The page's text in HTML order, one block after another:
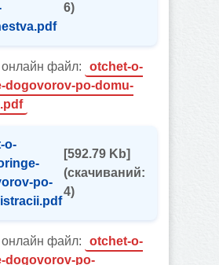
6)
онлайн файл:
otchet-o-
dogovorov-po-domu-
o-
po-
[592.79 Kb]
(cкачиваний:
4)
онлайн файл:
otchet-o-
dogovorov-po-